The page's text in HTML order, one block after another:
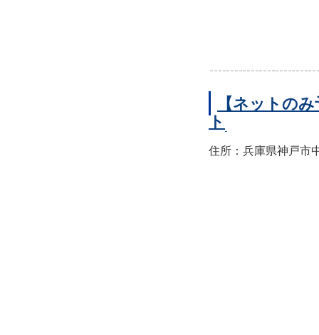
【ネットの
ト
住所：兵庫県神戸市